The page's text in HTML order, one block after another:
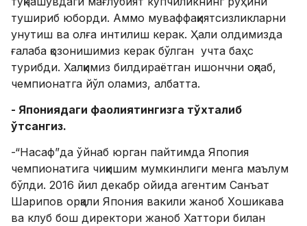
тушириб юборди. Аммо муваффақиятсизликларни
унутиш ва олға интилиш керак. Ҳали олдимизда
ғалаба қозонишимиз керак бўлган учта баҳс
турибди. Халқимиз билдираётган ишончни оқлаб,
чемпионатга йўл оламиз, албатта.
- Япониядаги фаолиятингизга тўхталиб
ўтсангиз.
-“Насаф”да ўйнаб юрган пайтимда Япопия
чемпионатига чиқишим мумкинлиги менга маълум
бўлди. 2016 йил декабр ойида агентим Санъат
Шарипов орқали Япония вакили жаноб Хошикава
ва клуб бош директори жаноб Хаттори билан